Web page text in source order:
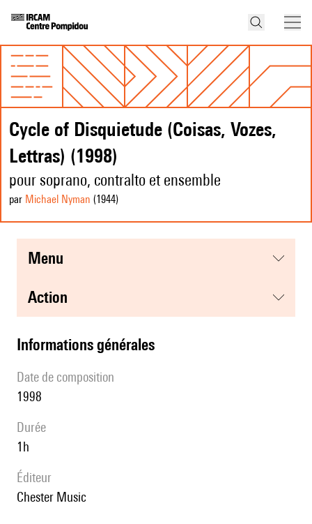
Cycle of Disquietude (Coisas, Vozes,
Lettras) (1998)
pour soprano, contralto et ensemble
par Michael Nyman (1944)
menu
action
informations générales
date de composition
1998
durée
1h
éditeur
Chester Music